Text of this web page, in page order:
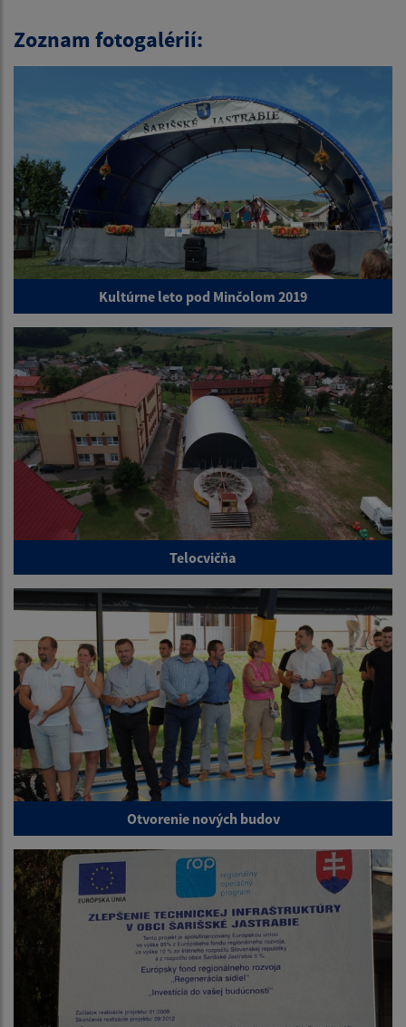
Zoznam fotogalérií:
Kultúrne leto pod Minčolom 2019
Telocvičňa
Otvorenie nových budov